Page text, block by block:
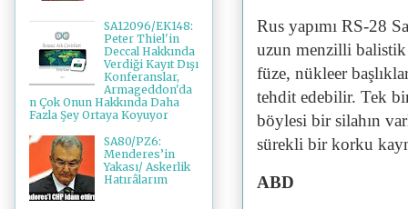
Rus yapımı RS-28
uzun menzilli
füze, nükleer
tehdit edebilir. Tek
böylesi bir silahın
sürekli bir korku
ABD
SA12096/EK148:
Peter Thiel'in
Deccal Hakkında
Verdiği Kayıt Dışı
Konferanslar,
Armageddon'da
n Çok Onun Hakkında Daha
Fazla Şey Ortaya Koyuyor
SA80/PZ6:
Menderes’in
Yakası/ Askerlik
Hatırâlarım